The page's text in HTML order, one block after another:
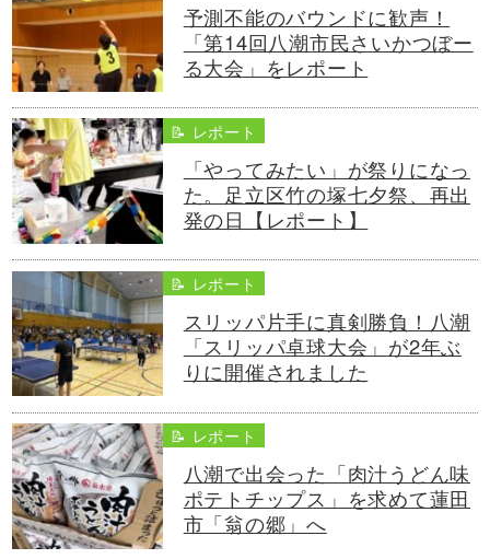
予測不能のバウンドに歓声！
「第14回八潮市民さいかつぼー
る大会」をレポート
📝 レポート
「やってみたい」が祭りになっ
た。足立区竹の塚七夕祭、再出
発の日【レポート】
📝 レポート
スリッパ片手に真剣勝負！八潮
「スリッパ卓球大会」が2年ぶ
りに開催されました
📝 レポート
八潮で出会った「肉汁うどん味
ポテトチップス」を求めて蓮田
市「翁の郷」へ